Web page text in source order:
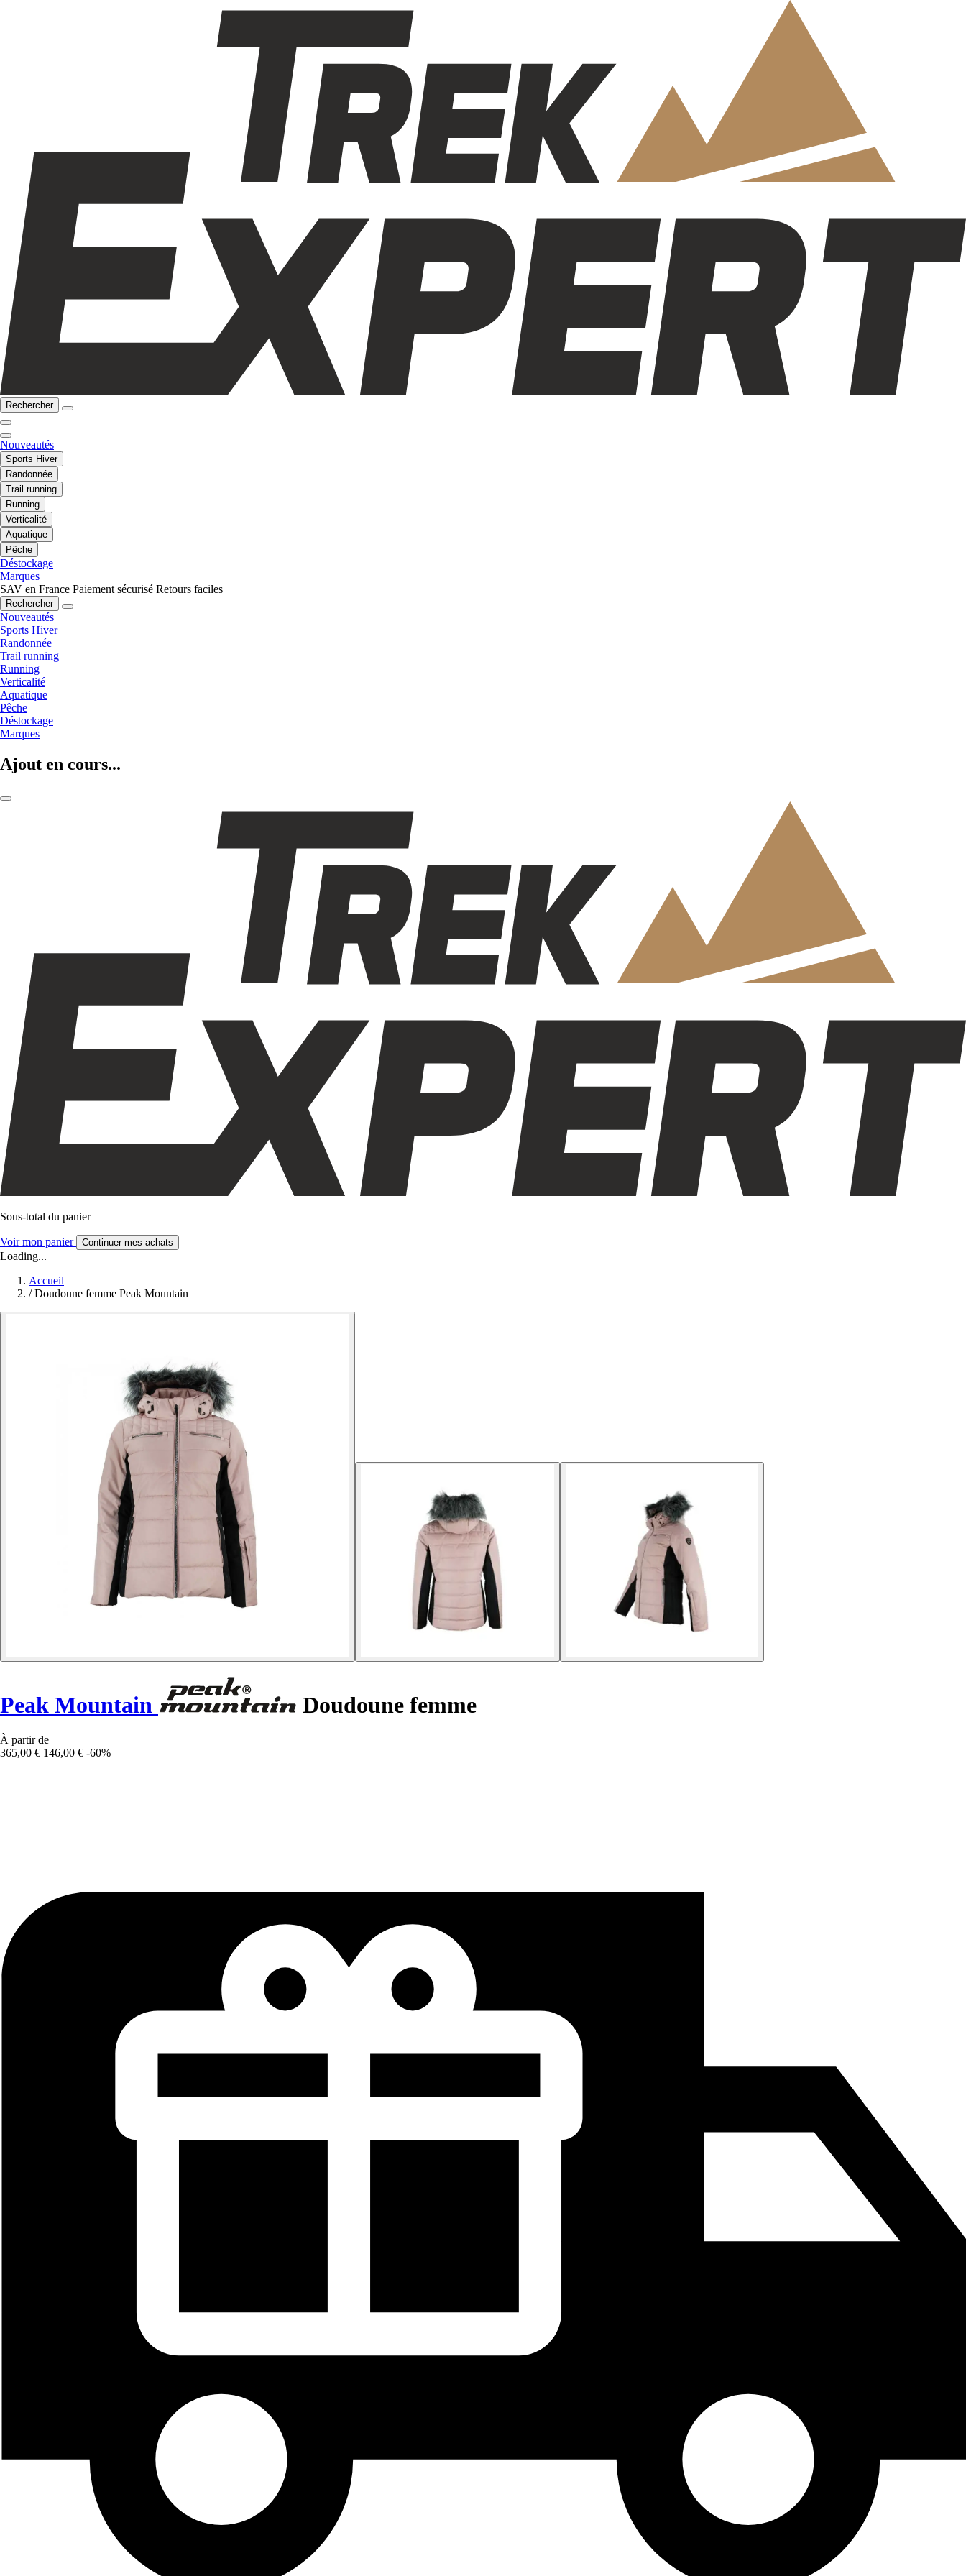
Rechercher
Nouveautés
Sports Hiver
Randonnée
Trail running
Running
Verticalité
Aquatique
Pêche
Déstockage
Marques
SAV en France Paiement sécurisé Retours faciles
Rechercher
Nouveautés
Sports Hiver
Randonnée
Trail running
Running
Verticalité
Aquatique
Pêche
Déstockage
Marques
Ajout en cours...
Sous-total du panier
Voir mon panier Continuer mes achats
Loading...
Accueil
/ Doudoune femme Peak Mountain
Peak Mountain Doudoune femme
À partir de
365,00 € 146,00 € -60%